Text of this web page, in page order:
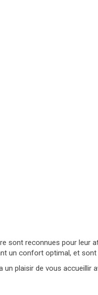
sont reconnues pour leur
un confort optimal, et sont
plaisir de vous accueillir